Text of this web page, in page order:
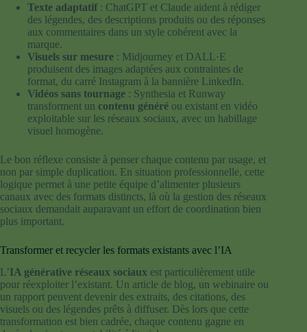
Texte adaptatif: ChatGPT et Claude aident à rédiger
des légendes, des descriptions produits ou des réponses
aux commentaires dans un style cohérent avec la
marque.
Visuels sur mesure : Midjourney et DALL·E
produisent des images adaptées aux contraintes de
format, du carré Instagram à la bannière LinkedIn.
Vidéos sans tournage : Synthesia et Runway
transforment un contenu généré ou existant en vidéo
exploitable sur les réseaux sociaux, avec un habillage
visuel homogène.
Le bon réflexe consiste à penser chaque contenu par usage, et
non par simple duplication. En situation professionnelle, cette
logique permet à une petite équipe d’alimenter plusieurs
canaux avec des formats distincts, là où la gestion des réseaux
sociaux demandait auparavant un effort de coordination bien
plus important.
Transformer et recycler les formats existants avec l’IA
L’IA générative réseaux sociaux est particulièrement utile
pour réexploiter l’existant. Un article de blog, un webinaire ou
un rapport peuvent devenir des extraits, des citations, des
visuels ou des légendes prêts à diffuser. Dès lors que cette
transformation est bien cadrée, chaque contenu gagne en